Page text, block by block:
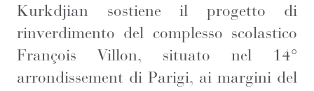
Kurkdjian sostiene il progetto di
rinverdimento del complesso scolastico
François Villon, situato nel 14°
arrondissement di Parigi, ai margini del